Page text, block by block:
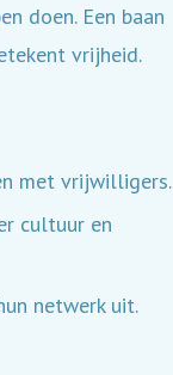
doen. Een baan
vrijheid.
met vrijwilligers.
cultuur en
netwerk uit.